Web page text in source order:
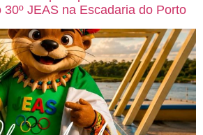
JEAS na Escadaria do Porto